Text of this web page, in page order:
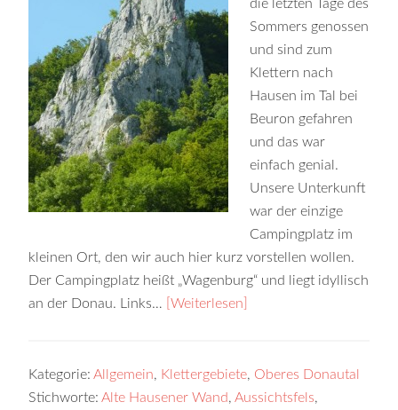
die letzten Tage des
Sommers genossen
und sind zum
Klettern nach
Hausen im Tal bei
Beuron gefahren
und das war
einfach genial.
Unsere Unterkunft
war der einzige
Campingplatz im
kleinen Ort, den wir auch hier kurz vorstellen wollen.
Der Campingplatz heißt „Wagenburg“ und liegt idyllisch
an der Donau. Links…
[Weiterlesen]
Kategorie:Allgemein, Klettergebiete, Oberes Donautal
Stichworte:Alte Hausener Wand,Aussichtsfels,